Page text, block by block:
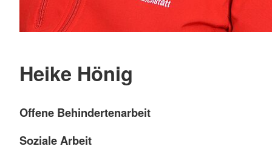
Heike Hönig
Offene Behindertenarbeit
Soziale Arbeit